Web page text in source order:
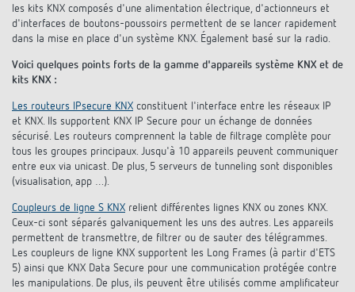
les kits KNX composés d'une alimentation électrique, d'actionneurs et
d'interfaces de boutons-poussoirs permettent de se lancer rapidement
dans la mise en place d'un système KNX. Également basé sur la radio.
Voici quelques points forts de la gamme d'appareils système KNX et de
kits KNX :
Les routeurs IPsecure KNX constituent l'interface entre les réseaux IP
et KNX. Ils supportent KNX IP Secure pour un échange de données
sécurisé. Les routeurs comprennent la table de filtrage complète pour
tous les groupes principaux. Jusqu'à 10 appareils peuvent communiquer
entre eux via unicast. De plus, 5 serveurs de tunneling sont disponibles
(visualisation, app …).
Coupleurs de ligne S KNX relient différentes lignes KNX ou zones KNX.
Ceux-ci sont séparés galvaniquement les uns des autres. Les appareils
permettent de transmettre, de filtrer ou de sauter des télégrammes.
Les coupleurs de ligne KNX supportent les Long Frames (à partir d'ETS
5) ainsi que KNX Data Secure pour une communication protégée contre
les manipulations. De plus, ils peuvent être utilisés comme amplificateur